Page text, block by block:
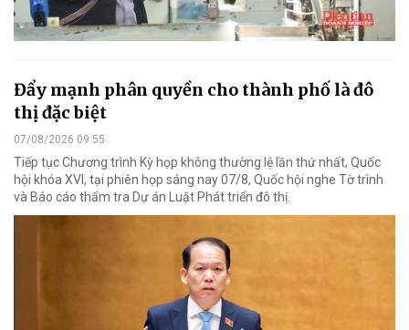
Đẩy mạnh phân quyền cho thành phố là đô
thị đặc biệt
07/08/2026 09:55
Tiếp tục Chương trình Kỳ họp không thường lệ lần thứ nhất, Quốc
hội khóa XVI, tại phiên họp sáng nay 07/8, Quốc hội nghe Tờ trình
và Báo cáo thẩm tra Dự án Luật Phát triển đô thị.